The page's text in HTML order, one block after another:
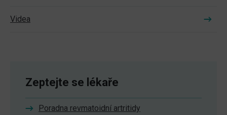
Videa
Zeptejte se lékaře
Poradna revmatoidní artritidy